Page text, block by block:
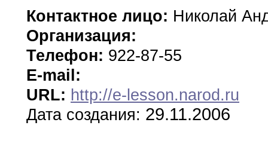
Контактное лицо: Николай
Организация:
Телефон: 922-87-55
E-mail:
URL: http://e-lesson.narod.ru
Дата создания: 29.11.2006